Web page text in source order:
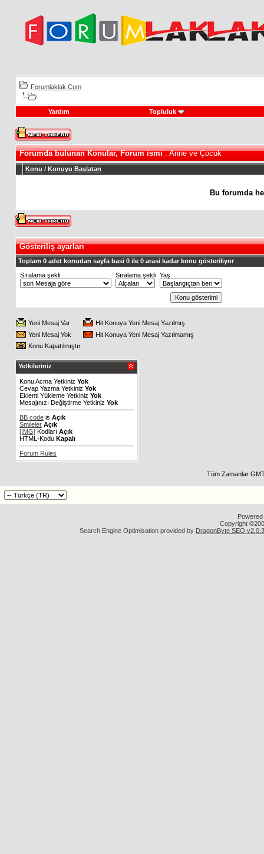
Forumlaklak.Com
Yardım Topluluk
Forumda bulunan Konular, Forum ismi: Anne ve Çocuk
Konu / Konuyu Başlatan
Bu forumda
Gösteriliş ayarları
Toplam 0 adet konudan sayfa basi 0 ile 0 arasi kadar konu gösteriliyor
Sıralama şekli
Sıralama şekli Yaş
Yeni Mesaj Var
Hit Konuya Yeni Mesaj Yazılmış
Yeni Mesaj Yok
Hit Konuya Yeni Mesaj Yazılmamış
Konu Kapatılmıştır
Yetkileriniz
Konu Acma Yetkiniz Yok
Cevap Yazma Yetkiniz Yok
Eklenti Yükleme Yetkiniz Yok
Mesajınızı Değiştirme Yetkiniz Yok
BB code is Açık
Smileler Açık
[IMG] Kodları Açık
HTML-Kodu Kapalı
Forum Rules
Tüm Zamanlar
Copyright
Search Engine Optimisation provided by DragonByte SEO